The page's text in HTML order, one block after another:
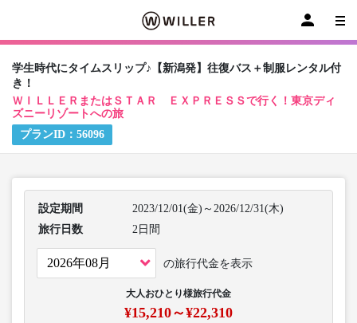
学生時代にタイムスリップ♪【新潟発】往復バス＋制服レンタル付
き！
ＷＩＬＬＥＲまたはＳＴＡＲ ＥＸＰＲＥＳＳで行く！東京ディ
ズニーリゾートへの旅
プランID： 56096
設定期間
2023/12/01(金)～2026/12/31(木)
旅行日数
2日間
の旅行代金を表示
大人おひとり様旅行代金
¥15,210～¥22,310